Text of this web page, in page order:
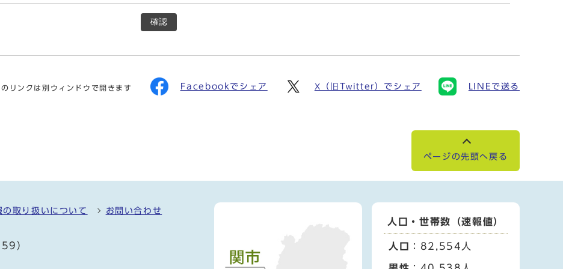
確認
リンクは別ウィンドウで開きます Facebookでシェア X（旧Twitter）でシェア LINEで送る
ページの先頭へ戻る
の取り扱いについて お問い合わせ
）
人口・世帯数（速報値）
人口 ：82,554人